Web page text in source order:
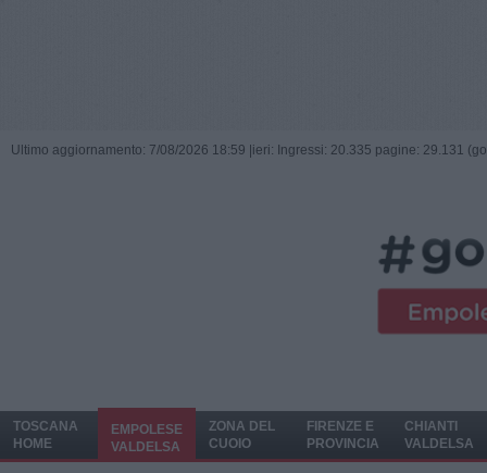
Ultimo aggiornamento: 7/08/2026 18:59 | ieri: Ingressi: 20.335 pagine: 29.131
TOSCANA
HOME
EMPOLESE
VALDELSA
ZONA DEL
CUOIO
FIRENZE E
PROVINCIA
CHIANTI
VALDELSA